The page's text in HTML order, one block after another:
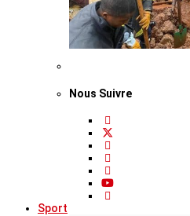
Nous Suivre
Sport